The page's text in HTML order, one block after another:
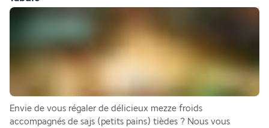
Envie de vous régaler de délicieux mezze froids
accompagnés de sajs (petits pains) tièdes ? Nous vous